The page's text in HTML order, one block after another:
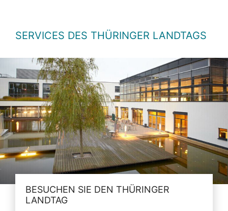
SERVICES DES THÜRINGER LANDTAGS
BESUCHEN SIE DEN THÜRINGER
LANDTAG